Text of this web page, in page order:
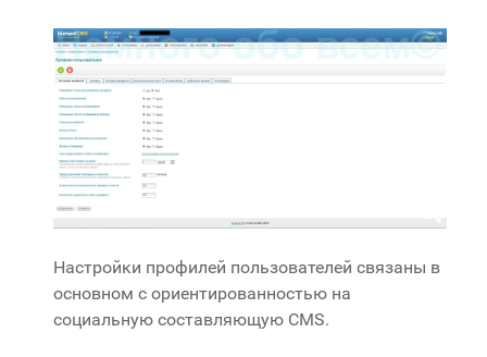
Настройки профилей пользователей связаны в
основном с ориентированностью на
социальную составляющую CMS.